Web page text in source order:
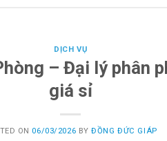
DỊCH VỤ
– Đại lý phân
giá sỉ
ON 06/03/2026 BYĐỒNG ĐỨC GIÁP